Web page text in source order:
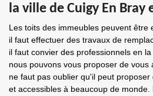
la ville de Cuigy En Bray
Les toits des immeubles peuvent être
il faut effectuer des travaux de
il faut convier des professionnels en
nous pouvons vous proposer de vous
ne faut pas oublier qu'il peut
et accessibles à beaucoup de